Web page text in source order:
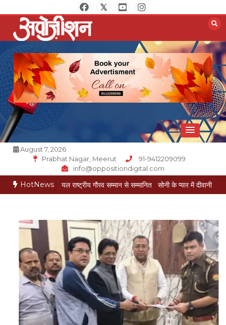
to
content
Opposition Digital
August 7, 2026
Prabhat Nagar, Meerut
91-9412209099
info@oppositiondigital.com
HotNews
गोयल राष्ट्रीय गौरव सम्मान से सम्मानित सोनी के प्यार में दीवानी सीता पहुंची मेरठ